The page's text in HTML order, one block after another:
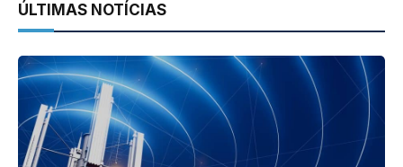
ÚLTIMAS NOTÍCIAS